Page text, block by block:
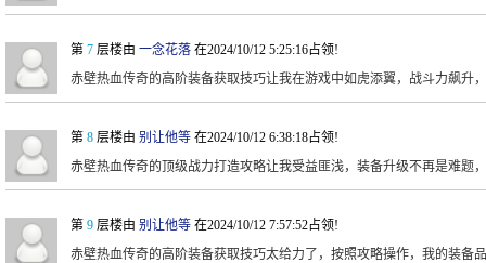
第 7 层楼由 一念花落 在2024/10/12 5:25:16占领!
赤壁热血传奇的高阶装备获取技巧让我在游戏中如虎添翼，战斗力飙升
第 8 层楼由 别让他等 在2024/10/12 6:38:18占领!
赤壁热血传奇的顶级战力打造攻略让我受益匪浅，装备升级不再是难题
第 9 层楼由 别让他等 在2024/10/12 7:57:52占领!
赤壁热血传奇的高阶装备获取技巧太给力了，按照攻略操作，我的装备